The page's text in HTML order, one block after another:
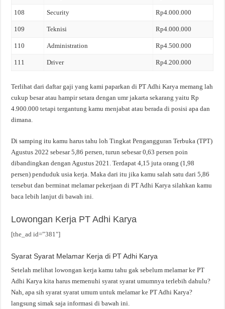
108 Security Rp4.000.000
109 Teknisi Rp4.000.000
110 Administration Rp4.500.000
111 Driver Rp4.200.000
Terlihat dari daftar gaji yang kami paparkan di PT Adhi Karya memang lah
cukup besar atau hampir setara dengan umr jakarta sekarang yaitu Rp
4.900.000 tetapi tergantung kamu menjabat atau berada di posisi apa dan
dimana.
Di samping itu kamu harus tahu loh Tingkat Pengangguran Terbuka (TPT)
Agustus 2022 sebesar 5,86 persen, turun sebesar 0,63 persen poin
dibandingkan dengan Agustus 2021. Terdapat 4,15 juta orang (1,98
persen) penduduk usia kerja. Maka dari itu jika kamu salah satu dari 5,86
tersebut dan berminat melamar pekerjaan di PT Adhi Karya silahkan kamu
baca lebih lanjut di bawah ini.
Lowongan Kerja PT Adhi Karya
[the_ad id=”381″]
Syarat Syarat Melamar Kerja di PT Adhi Karya
Setelah melihat lowongan kerja kamu tahu gak sebelum melamar ke PT
Adhi Karya kita harus memenuhi syarat syarat umumnya terlebih dahulu?
Nah, apa sih syarat syarat umum untuk melamar ke PT Adhi Karya?
langsung simak saja informasi di bawah ini.